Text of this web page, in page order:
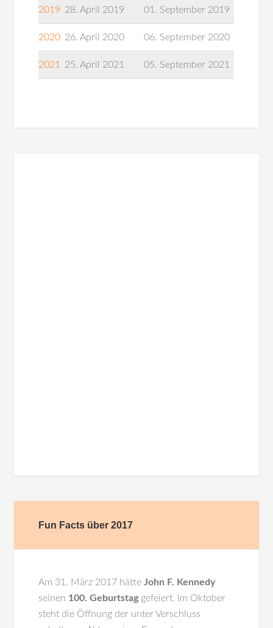
2019 28. April 2019 01. September 2019
2020 26. April 2020 06. September 2020
2021 25. April 2021 05. September 2021
Fun Facts über 2017
Am 31. März 2017 hätteJohn F. Kennedy
seinen 100. Geburtstaggefeiert. Im Oktober
steht die Öffnung der unter Verschluss